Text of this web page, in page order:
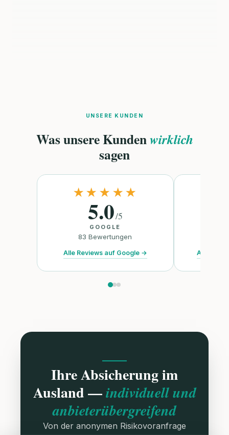
UNSERE KUNDEN
Was unsere Kundenwirklich
sagen
★★★★★
5.0/5
GOOGLE
83 Bewertungen
Alle Reviews auf Google→ Alle
Ihre Absicherung im
Ausland —individuell und
anbieterübergreifend
Von der anonymen Risikovoranfrage